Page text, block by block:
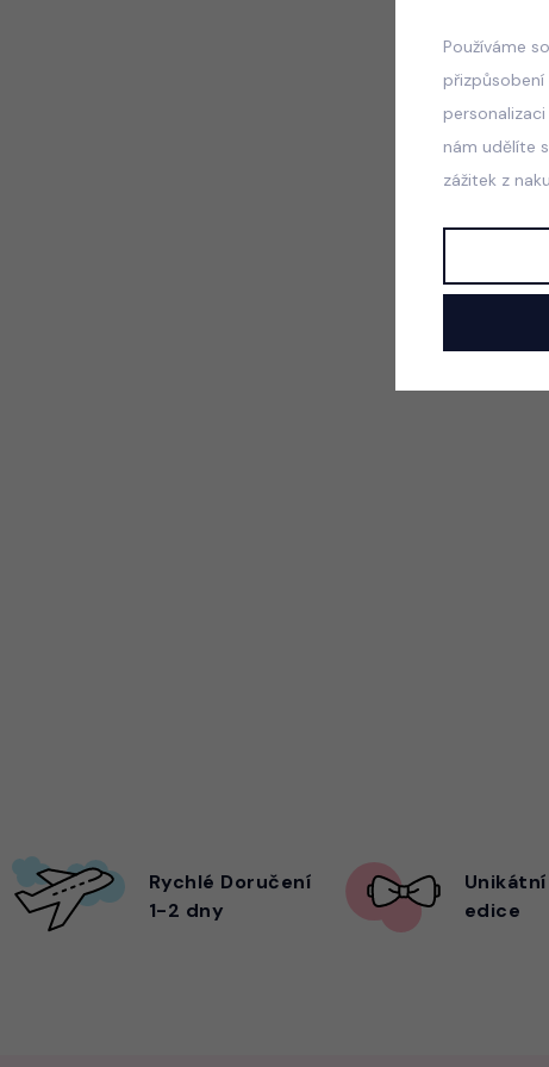
Rychlé Doručení
1-2 dny
edice
Používáme
nám udělíte
zážitek z